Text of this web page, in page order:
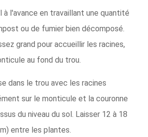
à l'avance en travaillant une quantité
ou de fumier bien décomposé.
grand pour accueillir les racines,
au fond du trou.
dans le trou avec les racines
sur le monticule et la couronne
du niveau du sol. Laisser 12 à 18
entre les plantes.